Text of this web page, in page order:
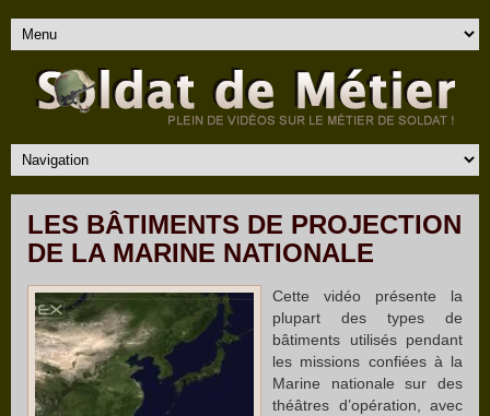
LES BÂTIMENTS DE PROJECTION
DE LA MARINE NATIONALE
Cette vidéo présente la
plupart des types de
bâtiments utilisés pendant
les missions confiées à la
Marine nationale sur des
théâtres d’opération, avec